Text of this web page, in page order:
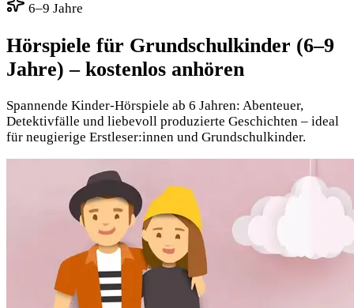
6–9 Jahre
Hörspiele für Grundschulkinder (6–9
Jahre) – kostenlos anhören
Spannende Kinder-Hörspiele ab 6 Jahren: Abenteuer,
Detektivfälle und liebevoll produzierte Geschichten – ideal
für neugierige Erstleser:innen und Grundschulkinder.